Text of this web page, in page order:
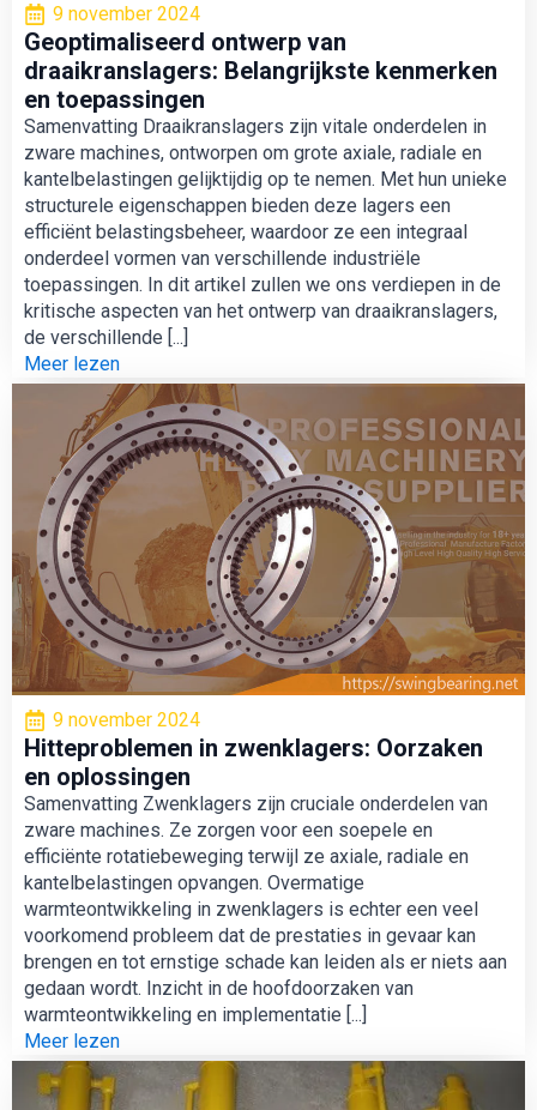
9 november 2024
Geoptimaliseerd ontwerp van
draaikranslagers: Belangrijkste kenmerken
en toepassingen
Samenvatting Draaikranslagers zijn vitale onderdelen in
zware machines, ontworpen om grote axiale, radiale en
kantelbelastingen gelijktijdig op te nemen. Met hun unieke
structurele eigenschappen bieden deze lagers een
efficiënt belastingsbeheer, waardoor ze een integraal
onderdeel vormen van verschillende industriële
toepassingen. In dit artikel zullen we ons verdiepen in de
kritische aspecten van het ontwerp van draaikranslagers,
de verschillende [...]
Meer lezen
9 november 2024
Hitteproblemen in zwenklagers: Oorzaken
en oplossingen
Samenvatting Zwenklagers zijn cruciale onderdelen van
zware machines. Ze zorgen voor een soepele en
efficiënte rotatiebeweging terwijl ze axiale, radiale en
kantelbelastingen opvangen. Overmatige
warmteontwikkeling in zwenklagers is echter een veel
voorkomend probleem dat de prestaties in gevaar kan
brengen en tot ernstige schade kan leiden als er niets aan
gedaan wordt. Inzicht in de hoofdoorzaken van
warmteontwikkeling en implementatie [...]
Meer lezen